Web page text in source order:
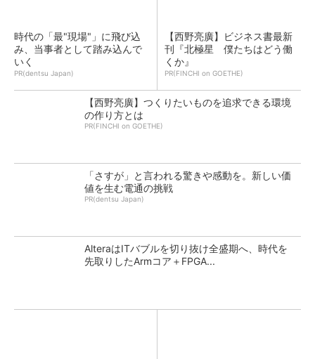
時代の「最"現場"」に飛び込
み、当事者として踏み込んで
いく
PR(dentsu Japan)
【西野亮廣】ビジネス書最新
刊『北極星 僕たちはどう働
くか』
PR(FINCHI on GOETHE)
【西野亮廣】つくりたいものを追求できる環境
の作り方とは
PR(FINCHI on GOETHE)
「さすが」と言われる驚きや感動を。新しい価
値を生む電通の挑戦
PR(dentsu Japan)
AlteraはITバブルを切り抜け全盛期へ、時代を
先取りしたArmコア＋FPGA...